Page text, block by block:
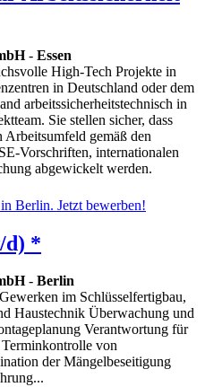
- Essen
High-Tech Projekte in
in Deutschland oder dem
arbeitssicherheitstechnisch in
Sie stellen sicher, dass
Arbeitsumfeld gemäß den
Vorschriften, internationalen
abgewickelt werden.
d) *
- Berlin
im Schlüsselfertigbau,
Haustechnik Überwachung und
Verantwortung für
von
der Mängelbeseitigung